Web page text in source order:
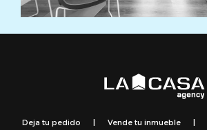
Deja tu pedido Vende tu inmueble